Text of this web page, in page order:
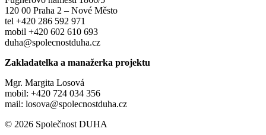
120 00 Praha 2 – Nové Město
tel +420 286 592 971
mobil +420 602 610 693
duha@spolecnostduha.cz
Zakladatelka a manažerka projektu
Mgr. Margita Losová
mobil: +420 724 034 356
mail: losova@spolecnostduha.cz
© 2026 Společnost DUHA